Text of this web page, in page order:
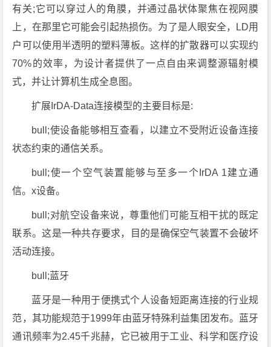
有关;它可以穿过人的角膜，并通过晶状体聚焦在视网膜
上，在那里它可能会引起热损伤。为了是人眼安全，LD用
户可以使用半透明的塑料薄板。这样的扩散器可以实现约
70%的效率，为设计者提供了一点自由来调整源辐射模
式，并让计算机生成全息图。
扩展IrDA-Data连接模型的主要目标是:
bull;使设备能够相互查看，以建立不受附近设备连接
状态约束的通信关系。
bull;使一个空气装置能够与至多一个IrDA 1建立通
信。x设备。
bull;对航空设备来说，尊重他们可能互相干扰的既定
联系。这是一种共存要求，目的是确保空气装置不会破坏
活动连接。
bull;蓝牙
蓝牙是一种用于便携式个人设备短距离连接的行业规
范，其功能规范于1999年由蓝牙特殊利益集团发布。蓝牙
通讯频率为2.45千兆赫，它已被用于工业、科学和医疗设